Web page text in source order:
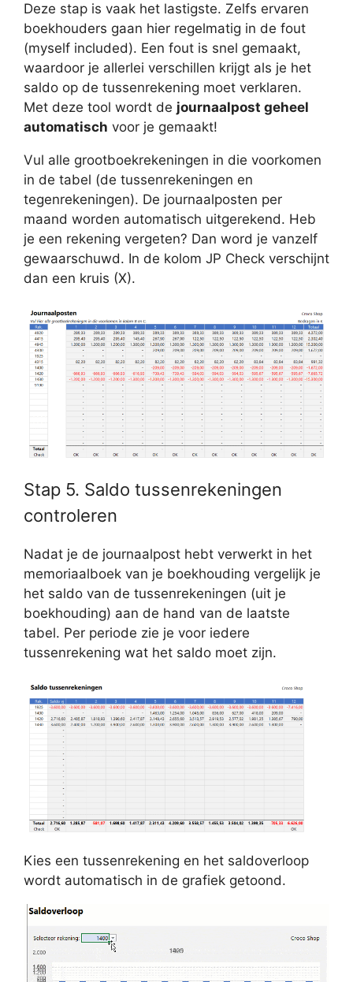
Deze stap is vaak het lastigste. Zelfs ervaren
boekhouders gaan hier regelmatig in de fout
(myself included). Een fout is snel gemaakt,
waardoor je allerlei verschillen krijgt als je het
saldo op de tussenrekening moet verklaren.
Met deze tool wordt de journaalpost geheel
automatisch voor je gemaakt!
Vul alle grootboekrekeningen in die voorkomen
in de tabel (de tussenrekeningen en
tegenrekeningen). De journaalposten per
maand worden automatisch uitgerekend. Heb
je een rekening vergeten? Dan word je vanzelf
gewaarschuwd. In de kolom JP Check verschijnt
dan een kruis (X).
Stap 5. Saldo tussenrekeningen
controleren
Nadat je de journaalpost hebt verwerkt in het
memoriaalboek van je boekhouding vergelijk je
het saldo van de tussenrekeningen (uit je
boekhouding) aan de hand van de laatste
tabel. Per periode zie je voor iedere
tussenrekening wat het saldo moet zijn.
Kies een tussenrekening en het saldoverloop
wordt automatisch in de grafiek getoond.